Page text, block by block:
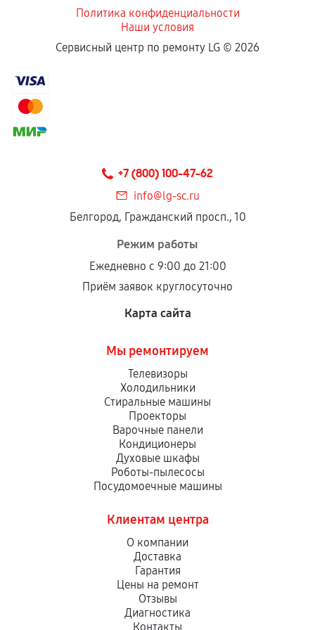
Политика конфиденциальности
Наши условия
Сервисный центр по ремонту LG © 2026
+7 (800) 100-47-62
info@lg-sc.ru
Белгород, Гражданский просп., 10
Режим работы
Ежедневно с 9:00 до 21:00
Приём заявок круглосуточно
Карта сайта
Мы ремонтируем
Телевизоры
Холодильники
Стиральные машины
Проекторы
Варочные панели
Кондиционеры
Духовые шкафы
Роботы-пылесосы
Посудомоечные машины
Клиентам центра
О компании
Доставка
Гарантия
Цены на ремонт
Отзывы
Диагностика
Контакты